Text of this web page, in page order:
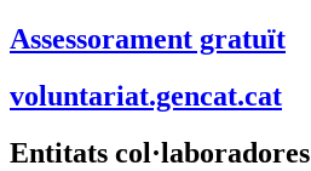
Assessorament gratuït
voluntariat.gencat.cat
Entitats col·laboradores